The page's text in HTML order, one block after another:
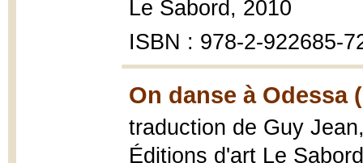
Le Sabord, 2010
ISBN : 978-2-922685-
On danse à Odessa
traduction de Guy
Éditions d'art Le